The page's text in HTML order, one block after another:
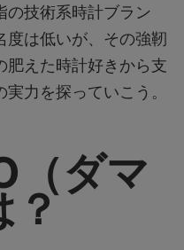
の技術系時計ブラン
度は低いが、その強靭
肥えた時計好きから支
力を探っていこう。
（ダマ
？